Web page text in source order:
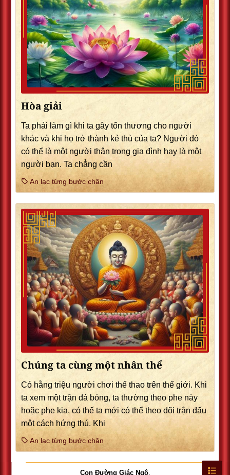
Hòa giải
Ta phải làm gì khi ta gây tổn thương cho người
khác và khi họ trở thành kẻ thù của ta? Người đó
có thể là một người thân trong gia đình hay là một
người bạn. Ta chẳng cần
An lạc từng bước chân
Chúng ta cùng một nhân thể
Có hằng triệu người chơi thể thao trên thế giới. Khi
ta xem một trận đá bóng, ta thường theo phe này
hoặc phe kia, có thế ta mới có thể theo dõi trận đấu
một cách hứng thú. Khi
An lạc từng bước chân
Con Đường Giác Ngộ.